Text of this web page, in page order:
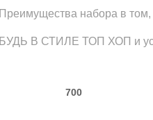
Преимущества набора в том,
БУДЬ В СТИЛЕ ТОП ХОП и
700